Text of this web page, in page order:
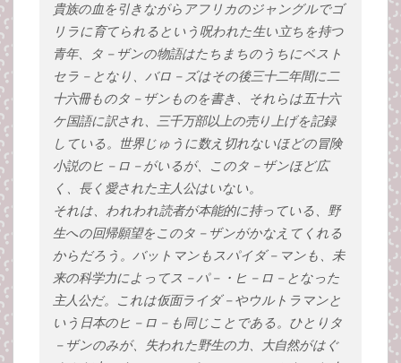
貴族の血を引きながらアフリカのジャングルでゴ
リラに育てられるという呪われた生い立ちを持つ
青年、タ－ザンの物語はたちまちのうちにベスト
セラ－となり、バロ－ズはその後三十二年間に二
十六冊ものタ－ザンものを書き、それらは五十六
ケ国語に訳され、三千万部以上の売り上げを記録
している。世界じゅうに数え切れないほどの冒険
小説のヒ－ロ－がいるが、このタ－ザンほど広
く、長く愛された主人公はいない。
それは、われわれ読者が本能的に持っている、野
生への回帰願望をこのタ－ザンがかなえてくれる
からだろう。バットマンもスパイダ－マンも、未
来の科学力によってス－パ－・ヒ－ロ－となった
主人公だ。これは仮面ライダ－やウルトラマンと
いう日本のヒ－ロ－も同じことである。ひとりタ
－ザンのみが、失われた野生の力、大自然がはぐ